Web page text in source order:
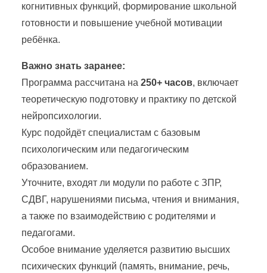
когнитивных функций, формирование школьной
готовности и повышение учебной мотивации
ребёнка.
Важно знать заранее:
Программа рассчитана на 250+ часов, включает
теоретическую подготовку и практику по детской
нейропсихологии.
Курс подойдёт специалистам с базовым
психологическим или педагогическим
образованием.
Уточните, входят ли модули по работе с ЗПР,
СДВГ, нарушениями письма, чтения и внимания,
а также по взаимодействию с родителями и
педагогами.
Особое внимание уделяется развитию высших
психических функций (память, внимание, речь,